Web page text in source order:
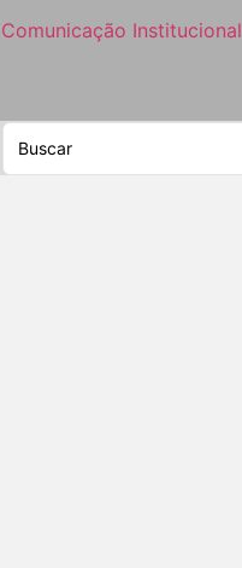
Comunicação Institucional